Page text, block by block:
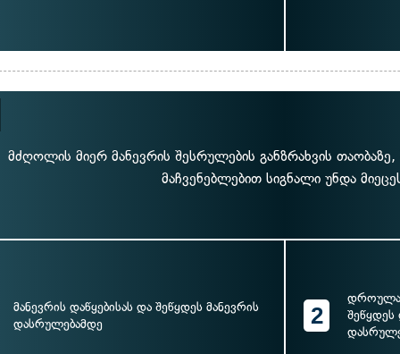
მძღოლის მიერ მანევრის შესრულების განზრახვის თაობაზე,
მაჩვენებლებით სიგნალი უნდა
მანევრის დაწყებისას და შეწყდეს მანევრის
დასრულებამდე
2
შეწყდეს